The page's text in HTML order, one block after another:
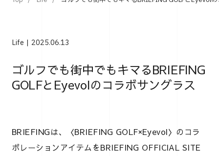
Life 2025.06.13
ゴルフでも街中でもキマるBRIEFING
GOLFとEyevolのコラボサングラス
BRIEFINGは、〈BRIEFING GOLF×Eyevol〉のコラ
ボレーションアイテムをBRIEFING OFFICIAL SITE